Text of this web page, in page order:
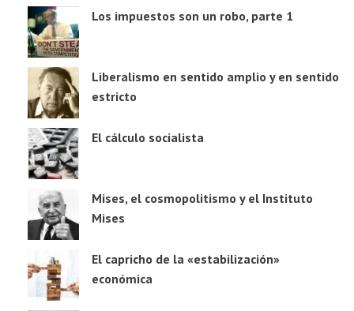
Los impuestos son un robo, parte 1
Liberalismo en sentido amplio y en sentido
estricto
El cálculo socialista
Mises, el cosmopolitismo y el Instituto
Mises
El capricho de la «estabilización»
económica